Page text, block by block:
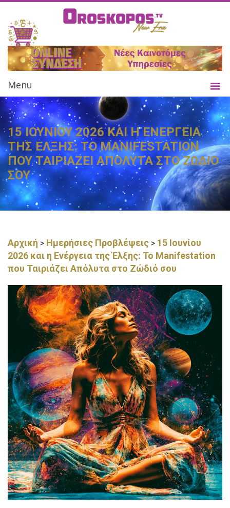
Menu
15 ΙΟΥΝΙΟΥ 2026 ΚΑΙ Η ΕΝΕΡΓΕΙΑ
ΤΗΣ ΕΛΞΗΣ: ΤΟ MANIFESTATION
ΠΟΥ ΤΑΙΡΙΑΖΕΙ ΑΠΟΛΥΤΑ ΣΤΟ ΖΩΔΙΟ
ΣΟΥ
Αρχική > Ημερήσιες Προβλέψεις > 15 Ιουνίου
2026 και η Ενέργεια της Έλξης: Το Manifestation
που Ταιριάζει Απόλυτα στο Ζώδιό σου